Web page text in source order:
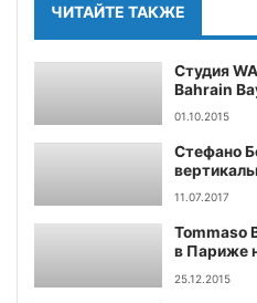
ЧИТАЙТЕ ТАКЖЕ
Студия
Bahrain
01.10.2015
Стефано
11.07.2017
Tommaso
в Париже
25.12.2015